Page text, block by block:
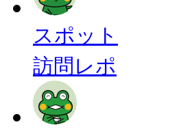
スポット
訪問レポ